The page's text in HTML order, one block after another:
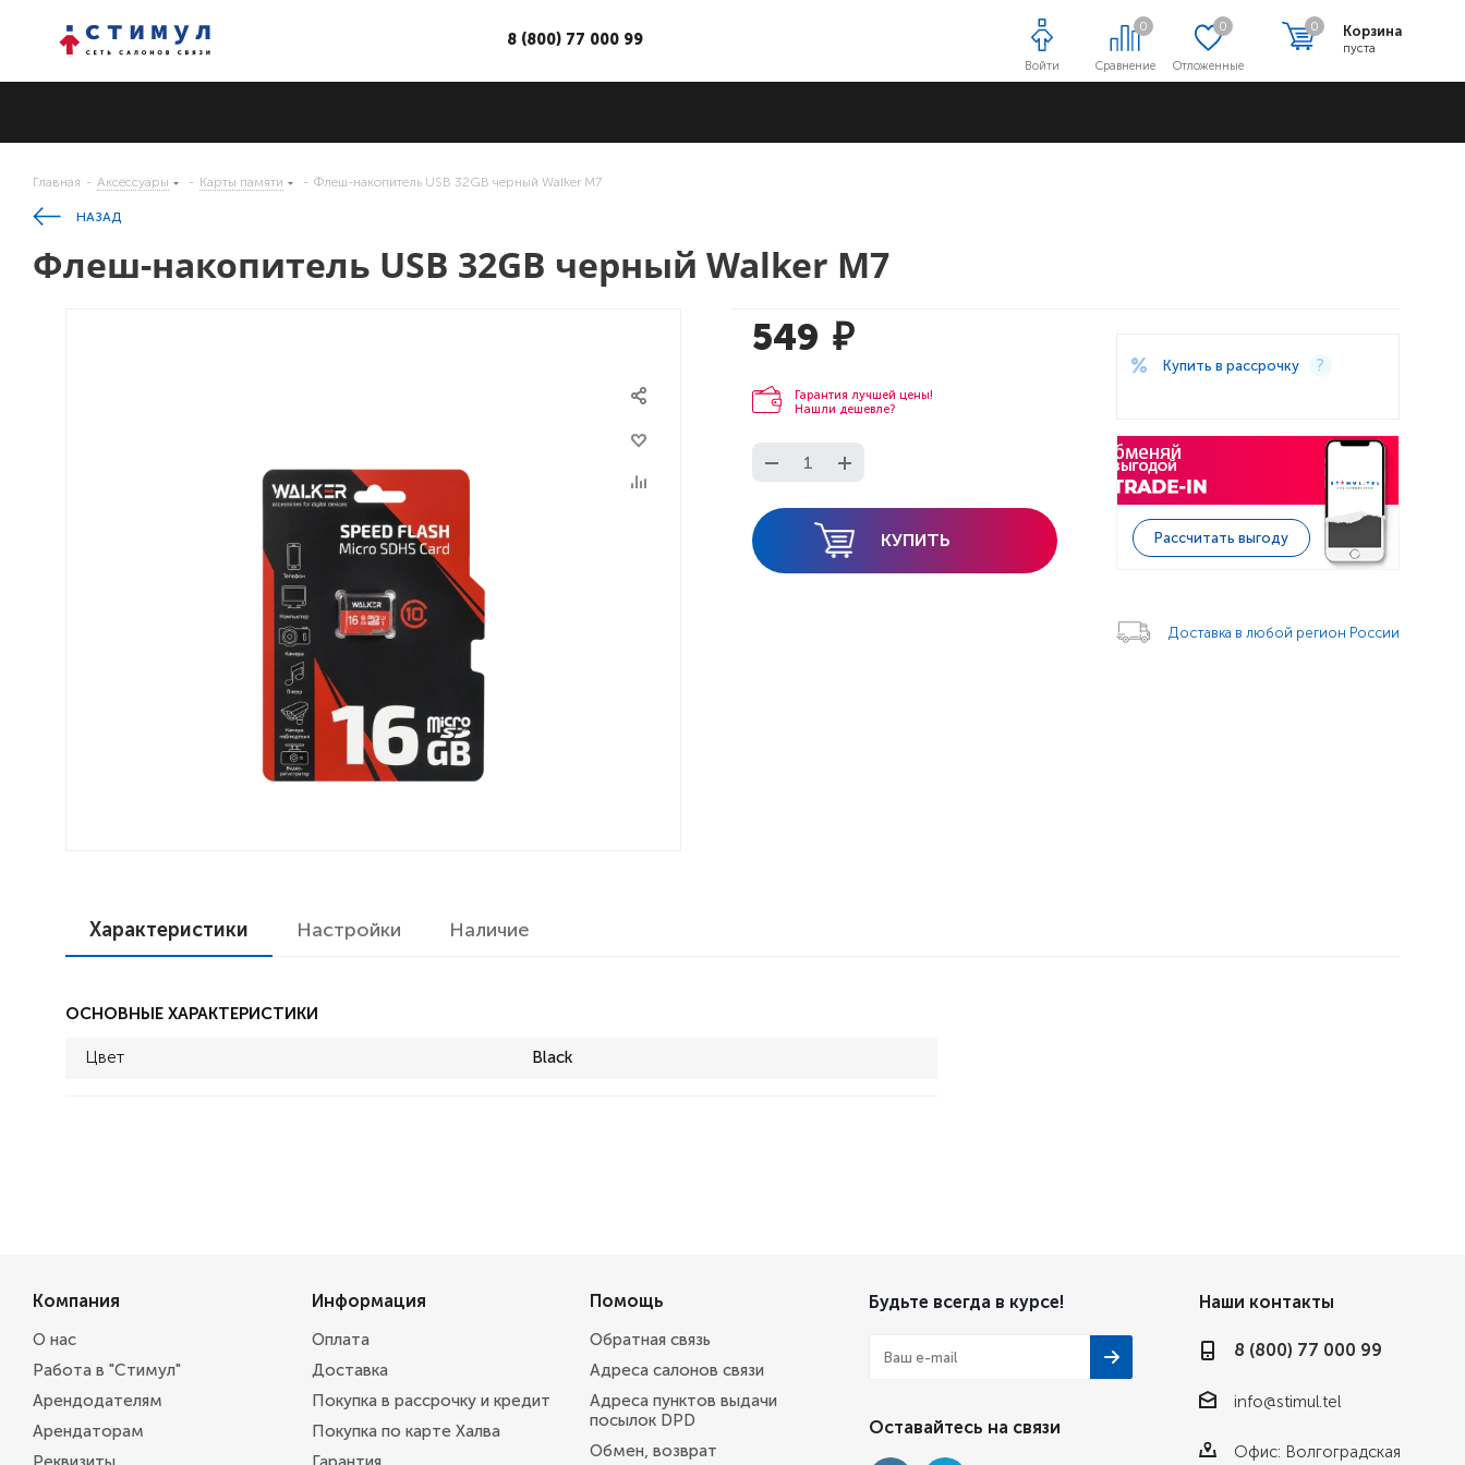
Сравнение
0
Отложенные
0 Корзина
пуста
0
Войти
8 (800) 77 000 99
Главная - Аксессуары - Карты памяти - Флеш-накопитель USB 32GB черный Walker M7
НАЗАД
Флеш-накопитель USB 32GB черный Walker M7
549 ₽
Гарантия лучшей цены!
Нашли дешевле?
КУПИТЬ
Купить в рассрочку
Рассчитать выгоду
Доставка в любой регион России
Характеристики Настройки Наличие
ОСНОВНЫЕ ХАРАКТЕРИСТИКИ
Цвет Black
Компания
О нас
Работа в "Стимул"
Арендодателям
Арендаторам
Информация
Оплата
Доставка
Покупка в рассрочку и кредит
Покупка по карте Халва
Помощь
Обратная связь
Адреса салонов связи
Адреса пунктов выдачи
посылок DPD
Обмен, возврат
Будьте всегда в курсе!
Оставайтесь на связи
Наши контакты
8 (800) 77 000 99
info@stimul.tel
Офис: Волгоградская